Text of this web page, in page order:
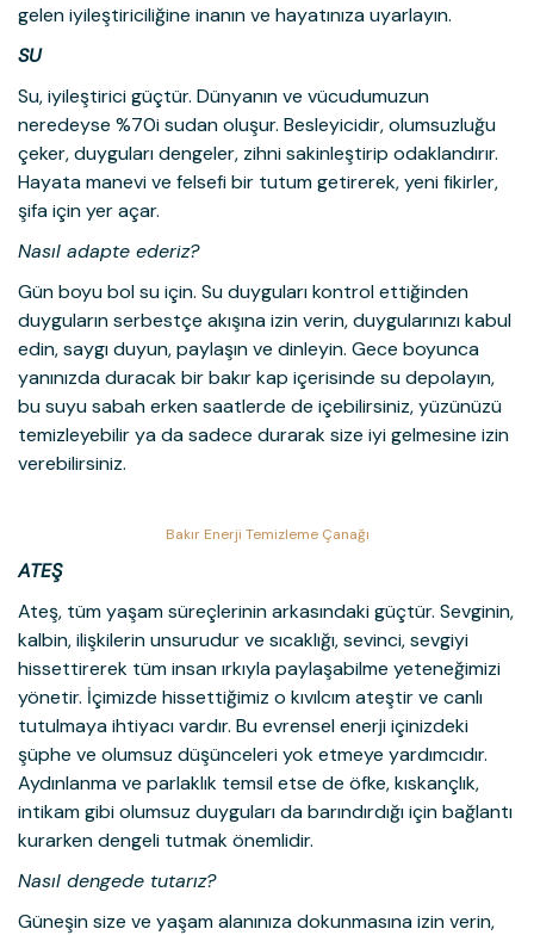
gelen iyileştiriciliğine inanın ve hayatınıza uyarlayın.
SU
Su, iyileştirici güçtür. Dünyanın ve vücudumuzun
neredeyse %70i sudan oluşur. Besleyicidir, olumsuzluğu
çeker, duyguları dengeler, zihni sakinleştirip odaklandırır.
Hayata manevi ve felsefi bir tutum getirerek, yeni fikirler,
şifa için yer açar.
Nasıl adapte ederiz?
Gün boyu bol su için. Su duyguları kontrol ettiğinden
duyguların serbestçe akışına izin verin, duygularınızı kabul
edin, saygı duyun, paylaşın ve dinleyin. Gece boyunca
yanınızda duracak bir bakır kap içerisinde su depolayın,
bu suyu sabah erken saatlerde de içebilirsiniz, yüzünüzü
temizleyebilir ya da sadece durarak size iyi gelmesine izin
verebilirsiniz.
Bakır Enerji Temizleme Çanağı
ATEŞ
Ateş, tüm yaşam süreçlerinin arkasındaki güçtür. Sevginin,
kalbin, ilişkilerin unsurudur ve sıcaklığı, sevinci, sevgiyi
hissettirerek tüm insan ırkıyla paylaşabilme yeteneğimizi
yönetir. İçimizde hissettiğimiz o kıvılcım ateştir ve canlı
tutulmaya ihtiyacı vardır. Bu evrensel enerji içinizdeki
şüphe ve olumsuz düşünceleri yok etmeye yardımcıdır.
Aydınlanma ve parlaklık temsil etse de öfke, kıskançlık,
intikam gibi olumsuz duyguları da barındırdığı için bağlantı
kurarken dengeli tutmak önemlidir.
Nasıl dengede tutarız?
Güneşin size ve yaşam alanınıza dokunmasına izin verin,